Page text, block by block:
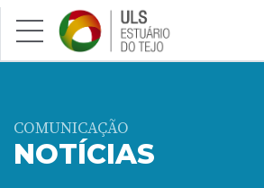
Saltar para conteúdo principal
COMUNICAÇÃO
NOTÍCIAS